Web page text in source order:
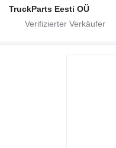
TruckParts Eesti OÜ